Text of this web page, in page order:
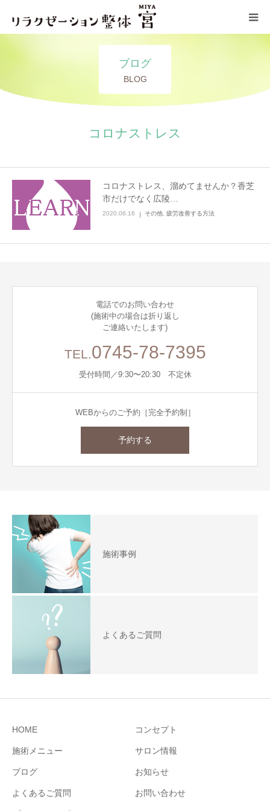
ブログ
BLOG
コロナストレス
コロナストレス、溜めてませんか？香芝
市だけでなく広陵…
2020.06.16 その他 疲労改善する方法
電話でのお問い合わせ
(施術中の場合は折り返し
ご連絡いたします)
TEL.0745-78-7395
受付時間／9:30〜20:30 不定休
WEBからのご予約［完全予約制］
予約する
施術事例
よくあるご質問
HOME コンセプト
施術メニュー サロン情報
ブログ お知らせ
よくあるご質問 お問い合わせ
お問い合わせ